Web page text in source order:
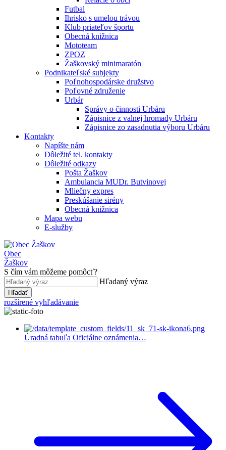
Futbal
Ihrisko s umelou trávou
Klub priateľov športu
Obecná knižnica
Mototeam
ZPOZ
Žaškovský minimaratón
Podnikateľské subjekty
Poľnohospodárske družstvo
Poľovné združenie
Urbár
Správy o činnosti Urbáru
Zápisnice z valnej hromady Urbáru
Zápisnice zo zasadnutia výboru Urbáru
Kontakty
Napíšte nám
Dôležité tel. kontakty
Dôležité odkazy
Pošta Žaškov
Ambulancia MUDr. Butvinovej
Mliečny expres
Preskúšanie sirény
Obecná knižnica
Mapa webu
E-služby
Obec
Žaškov
S čím vám môžeme pomôcť?
Hľadaný výraz
Hľadať
rozšírené vyhľadávanie
Úradná tabuľa Oficiálne oznámenia…